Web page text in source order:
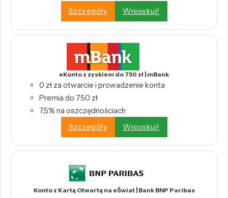
Szczegóły
Wnioskuj!
eKonto z zyskiem do 750 zł | mBank
0 zł za otwarcie i prowadzenie konta
Premia do 750 zł
7,5% na oszczędnościach
Szczegóły
Wnioskuj!
Konto z Kartą Otwartą na eŚwiat | Bank BNP Paribas